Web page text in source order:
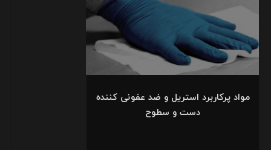
مواد پرکاربرد استریل و ضد عفونی کننده
دست و سطوح